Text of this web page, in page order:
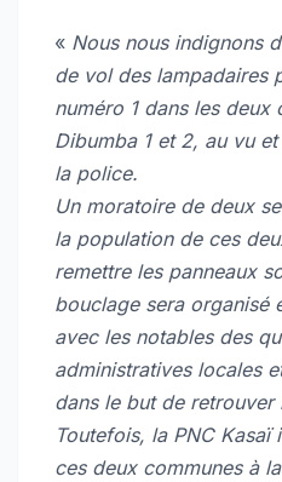
« Nous nous indignons
de vol des lampadaires
numéro 1 dans les deux
Dibumba 1 et 2, au vu
la police.
Un moratoire de deux
la population de ces
remettre les panneaux
bouclage sera organisé
avec les notables des
administratives locales
dans le but de retrouver
Toutefois, la PNC Kasaï
ces deux communes à